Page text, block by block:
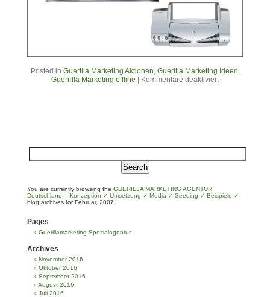
Posted in Guerilla Marketing Aktionen Guerilla Marketing Ideen
Guerrilla Marketing offline | Kommentare deaktiviert
You are currently browsing the GUERILLA MARKETING AGENTUR
Deutschland – Konzeption ✓ Umsetzung ✓ Media ✓ Seeding ✓ Beispiele ✓
blog archives for Februar, 2007.
Pages
Guerillamarketing Spezialagentur
Archives
November 2016
Oktober 2016
September 2016
August 2016
Juli 2016